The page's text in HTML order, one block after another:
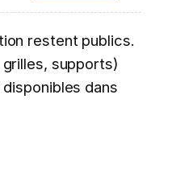
restent publics.
supports)
dans